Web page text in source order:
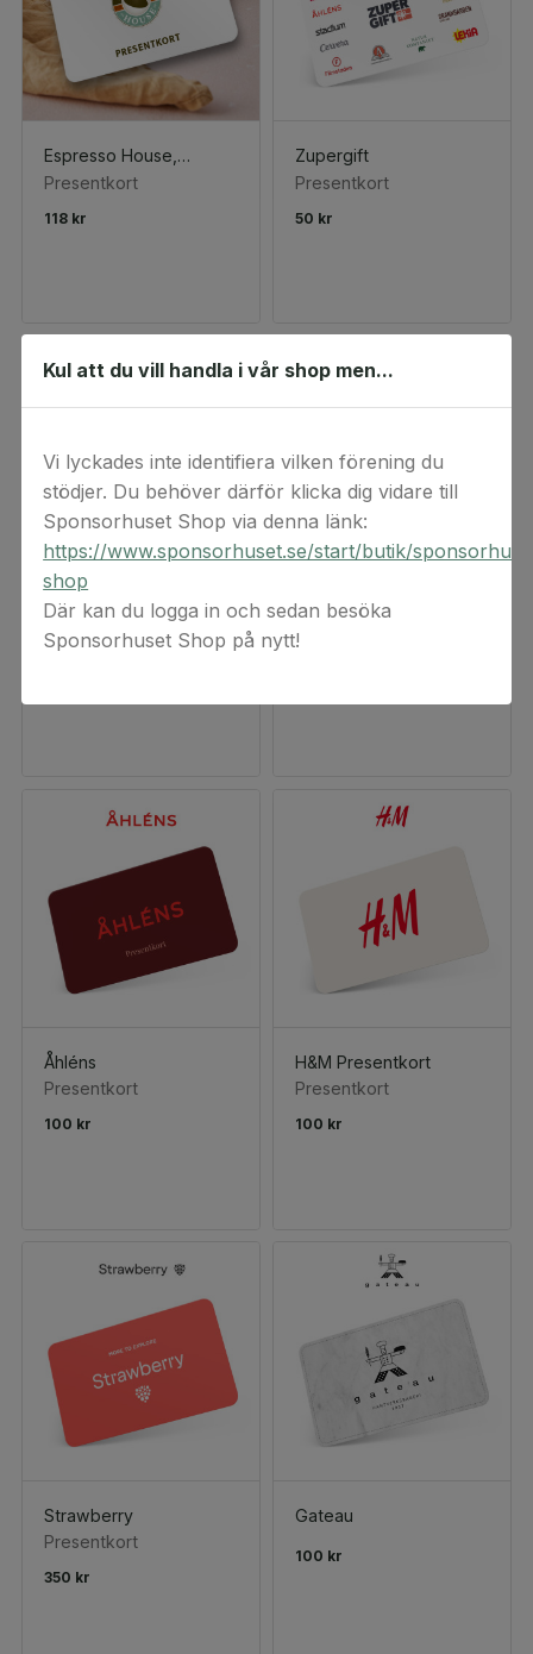
Espresso House, Valfri dryck+valfritt bakverk
Presentkort
118 kr
Zupergift
Presentkort
50 kr
Zalando
Presentkort
Restaurangguiden
Presentkort
Åhléns
Presentkort
100 kr
H&M Presentkort
Presentkort
100 kr
Strawberry
Presentkort
350 kr
Gateau
100 kr
Kul att du vill handla i vår shop men...
Vi lyckades inte identifiera vilken förening du
stödjer. Du behöver därför klicka dig vidare till
Sponsorhuset Shop via denna länk:
https://www.sponsorhuset.se/start/butik/
shop
Där kan du logga in och sedan besöka
Sponsorhuset Shop på nytt!